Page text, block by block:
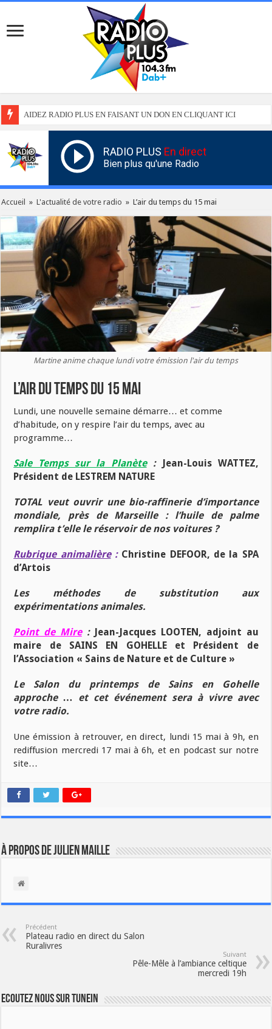
AIDEZ RADIO PLUS EN FAISANT UN DON EN CLIQUANT ICI
RADIO PLUS En direct
Bien plus qu'une Radio
Accueil » L'actualité de votre radio » L’air du temps du 15 mai
Martine anime chaque lundi votre émission l'air du temps
L’air du temps du 15 mai
Lundi, une nouvelle semaine démarre… et comme
d’habitude, on y respire l’air du temps, avec au
programme…
Sale Temps sur la Planète: Jean-Louis WATTEZ,
Président de LESTREM NATURE
TOTAL veut ouvrir une bio-raffinerie d’importance
mondiale, près de Marseille : l’huile de palme
remplira t’elle le réservoir de nos voitures ?
Rubrique animalière: Christine DEFOOR, de la SPA
d’Artois
Les méthodes de substitution aux
expérimentations animales.
Point de Mire: Jean-Jacques LOOTEN, adjoint au
maire de SAINS EN GOHELLE et Président de
l’Association « Sains de Nature et de Culture »
Le Salon du printemps de Sains en Gohelle
approche … et cet événement sera à vivre avec
votre radio.
Une émission à retrouver, en direct, lundi 15 mai à 9h, en
rediffusion mercredi 17 mai à 6h, et en podcast sur notre
site…
À propos de Julien Maille
Précédent
Plateau radio en direct du Salon
Ruralivres
Suivant
Pêle-Mêle à l’ambiance celtique
mercredi 19h
Ecoutez nous sur TuneIn